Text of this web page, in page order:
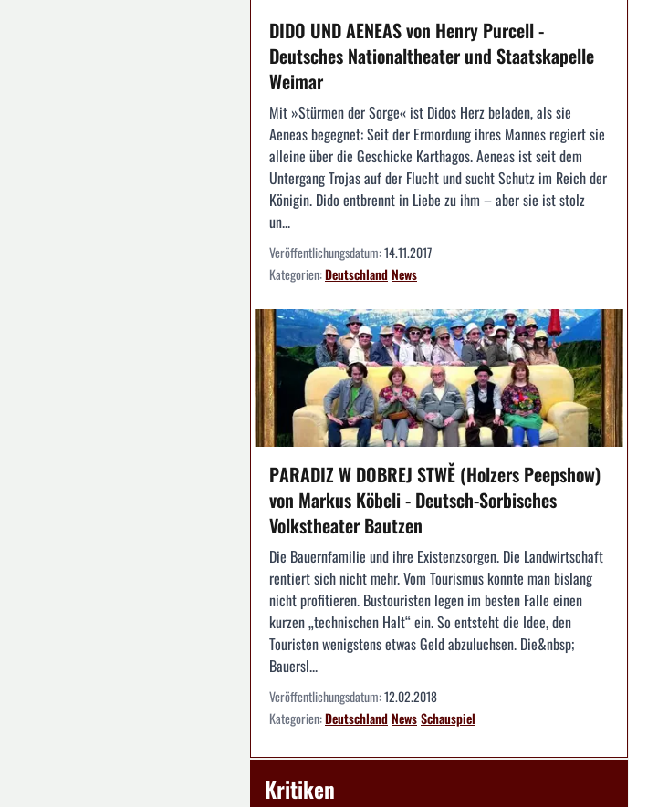
DIDO UND AENEAS von Henry Purcell -
Deutsches Nationaltheater und Staatskapelle
Weimar
Mit »Stürmen der Sorge« ist Didos Herz beladen, als sie
Aeneas begegnet: Seit der Ermordung ihres Mannes regiert sie
alleine über die Geschicke Karthagos. Aeneas ist seit dem
Untergang Trojas auf der Flucht und sucht Schutz im Reich der
Königin. Dido entbrennt in Liebe zu ihm – aber sie ist stolz
un...
Veröffentlichungsdatum:14.11.2017
Kategorien:DeutschlandNews
PARADIZ W DOBREJ STWĚ (Holzers Peepshow)
von Markus Köbeli - Deutsch-Sorbisches
Volkstheater Bautzen
Die Bauernfamilie und ihre Existenzsorgen. Die Landwirtschaft
rentiert sich nicht mehr. Vom Tourismus konnte man bislang
nicht profitieren. Bustouristen legen im besten Falle einen
kurzen „technischen Halt“ ein. So entsteht die Idee, den
Touristen wenigstens etwas Geld abzuluchsen. Die&nbsp;
Bauersl...
Veröffentlichungsdatum:12.02.2018
Kategorien:DeutschlandNewsSchauspiel
Kritiken